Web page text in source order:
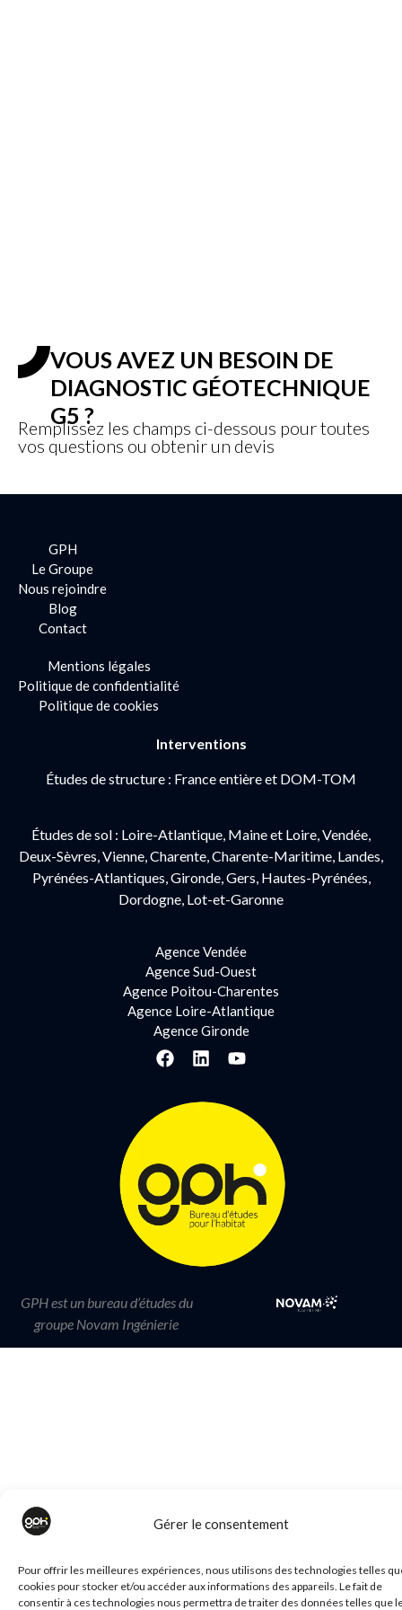
Gérer le consentement
Pour offrir les meilleures expériences, nous utilisons des technologies telles
cookies pour stocker et/ou accéder aux informations des appareils. Le fait de
consentir à ces technologies nous permettra de traiter des données telles que
VOUS AVEZ UN BESOIN DE
DIAGNOSTIC GÉOTECHNIQUE
G5 ?
Remplissez les champs ci-dessous pour toutes
vos questions ou obtenir un devis
GPH
Le Groupe
Nous rejoindre
Blog
Contact
Mentions légales
Politique de confidentialité
Politique de cookies
Interventions
Études de structure : France entière et DOM-TOM
Études de sol : Loire-Atlantique, Maine et Loire, Vendée,
Deux-Sèvres, Vienne, Charente, Charente-Maritime, Landes,
Pyrénées-Atlantiques, Gironde, Gers, Hautes-Pyrénées,
Dordogne, Lot-et-Garonne
Agence Vendée
Agence Sud-Ouest
Agence Poitou-Charentes
Agence Loire-Atlantique
Agence Gironde
GPH est un bureau d’études du
groupe Novam Ingénierie